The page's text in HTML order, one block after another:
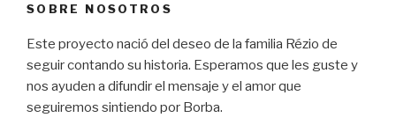
SOBRE NOSOTROS
Este proyecto nació del deseo de la familia Rézio de
seguir contando su historia. Esperamos que les guste y
nos ayuden a difundir el mensaje y el amor que
seguiremos sintiendo por Borba.